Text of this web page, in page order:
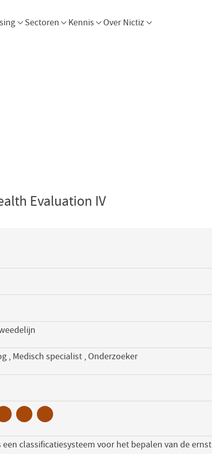
openen Menu openen
Sectoren Menu openen
Kennis Menu openen
Over Nictiz
Evaluation IV
, Medisch specialist , Onderzoeker
een classificatiesysteem voor het bepalen van de ernst